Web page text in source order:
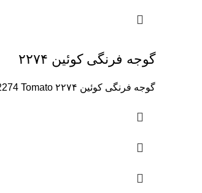
گوجه فرنگی کوئین ۲۲۷۴
گوجه فرنگی کوئین ۲۲۷۴ Queen 2274 Tomato قابلیت برداشت ۸۰ : روز پس از انتقال نشاء شکل میوه : گرد